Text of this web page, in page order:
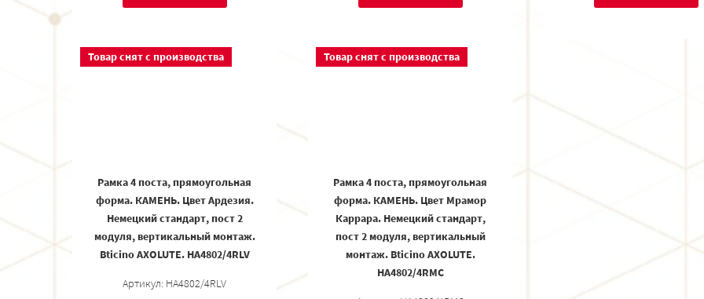
Товар снят с производства
Рамка 4 поста, прямоугольная
форма. КАМЕНЬ. Цвет Ардезия.
Немецкий стандарт, пост 2
модуля, вертикальный монтаж.
Bticino AXOLUTE. HA4802/4RLV
Артикул: HA4802/4RLV
Товар снят с производства
Рамка 4 поста, прямоугольная
форма. КАМЕНЬ. Цвет Мрамор
Каррара. Немецкий стандарт,
пост 2 модуля, вертикальный
монтаж. Bticino AXOLUTE.
HA4802/4RMC